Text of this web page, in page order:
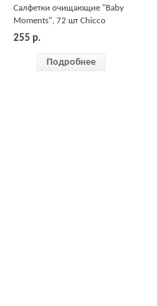
Салфетки очищающие "Baby
Moments", 72 шт Chicco
255 р.
Подробнее